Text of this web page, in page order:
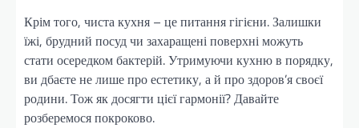
Крім того, чиста кухня – це питання гігієни. Залишки
їжі, брудний посуд чи захаращені поверхні можуть
стати осередком бактерій. Утримуючи кухню в порядку,
ви дбаєте не лише про естетику, а й про здоров’я своєї
родини. Тож як досягти цієї гармонії? Давайте
розберемося покроково.